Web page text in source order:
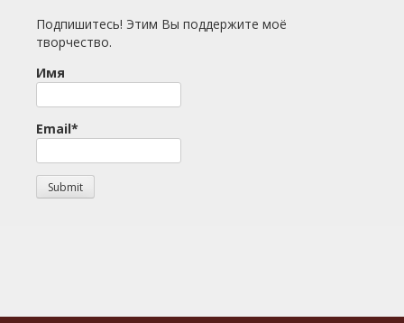
Подпишитесь! Этим Вы поддержите моё
творчество.
Имя
Email*